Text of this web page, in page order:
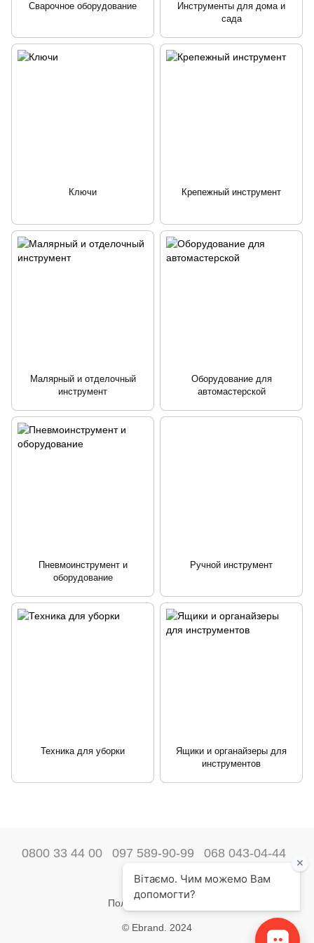
Сварочное оборудование
Инструменты для дома и
сада
Ключи Крепежный инструмент
Малярный и отделочный
инструмент
Оборудование для
автомастерской
Пневмоинструмент и
оборудование
Ручной инструмент
Техника для уборки
Ящики и органайзеры для
инструментов
0800 33 44 00 097 589-90-99 068 043-04-44
Наши контакты
Полная версия сайта
© Ebrand. 2024